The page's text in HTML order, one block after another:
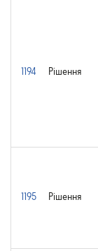
1194 Рішення
1195 Рішення